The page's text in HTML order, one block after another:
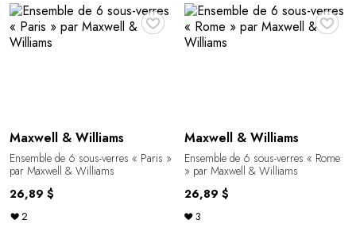
♥
Maxwell & Williams
Ensemble de 6 sous-verres « Paris »
par Maxwell & Williams
26,89 $
2
♥
Maxwell & Williams
Ensemble de 6 sous-verres « Rome
» par Maxwell & Williams
26,89 $
3